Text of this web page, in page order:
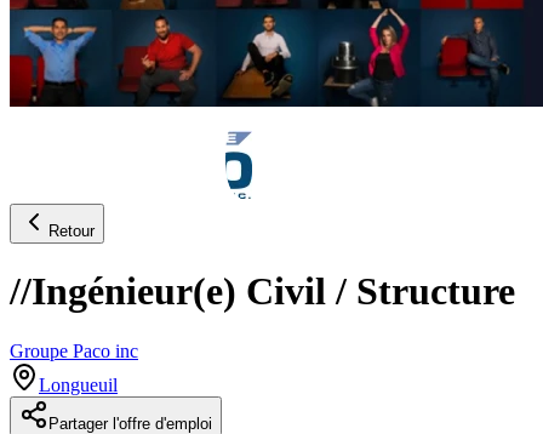
Retour
//Ingénieur(e) Civil / Structure
Groupe Paco inc
Longueuil
Partager l'offre d'emploi